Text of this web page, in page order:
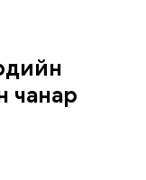
чанар